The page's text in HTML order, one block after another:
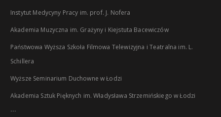
Instytut Medycyny Pracy im. prof. J. Nofera
Akademia Muzyczna im. Grażyny i Kiejstuta Bacewiczów
Państwowa Wyższa Szkoła Filmowa Telewizyjna i Teatralna im. L.
Schillera
Wyższe Seminarium Duchowne w Łodzi
Akademia Sztuk Pięknych im. Władysława Strzemińskiego w Łodzi
...